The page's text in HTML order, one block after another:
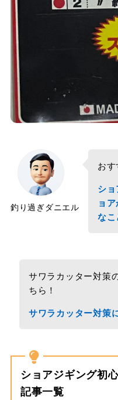
釣り過ぎダニエル
お
シ
ョ
なこ
サワラカッター対策
ちら！
サワラカッター対策
ショアジギング初
記事一覧